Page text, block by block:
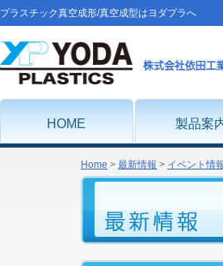
プラスチック真空成形/真空成型はヨダプラへ
HOME 製品案
Home > 最新情報 > イベント情